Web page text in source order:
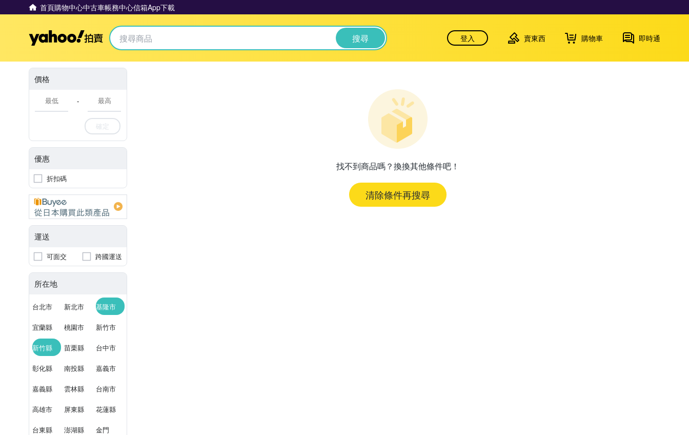
首頁購物中心中古車帳務中心信箱App下載
Yahoo拍賣 搜尋 登入 賣東西 購物車 即時通
價格
-
確定
優惠
折扣碼
運送
可面交 跨國運送
所在地
台北市 新北市 基隆市
宜蘭縣 桃園市 新竹市
新竹縣 苗栗縣 台中市
彰化縣 南投縣 嘉義市
嘉義縣 雲林縣 台南市
高雄市 屏東縣 花蓮縣
台東縣 澎湖縣 金門
找不到商品嗎？換換其他條件吧！
清除條件再搜尋